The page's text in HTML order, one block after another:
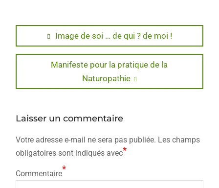
Navigation
de
l’article
Previous
post:
Image de soi … de qui ? de moi !
Next
Manifeste pour la pratique de la
Naturopathie
Laisser un commentaire
Votre adresse e-mail ne sera pas publiée. Les champs
obligatoires sont indiqués avec*
Commentaire*